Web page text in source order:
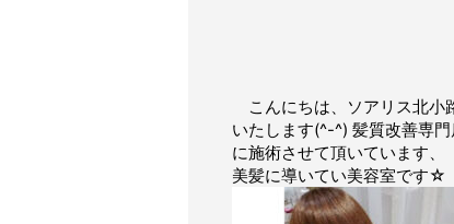
こんにちは、ソアリス北
いたします(^-^) 髪質改善専
に施術させて頂いています
美髪に導いてい美容室です